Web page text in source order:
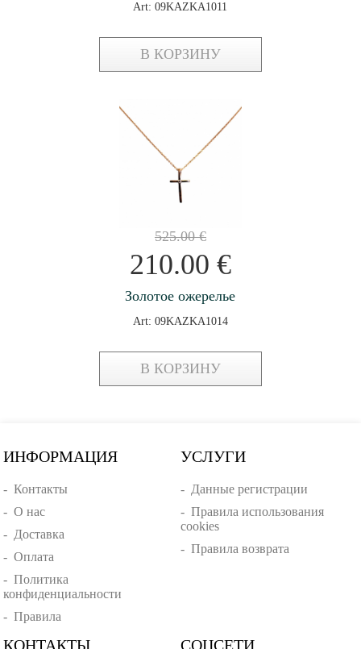
Art: 09KAZKA1011
В КОРЗИНУ
525.00€
210.00 €
Золотое ожерелье
Art: 09KAZKA1014
В КОРЗИНУ
ИНФОРМАЦИЯ
-Контакты
-О нас
- Доставка
-Оплата
-Политика
конфиденциальности
-Правила
УСЛУГИ
- Данные регистрации
- Правила использования
cookies
- Правила возврата
КОНТАКТЫ СОЦСЕТИ